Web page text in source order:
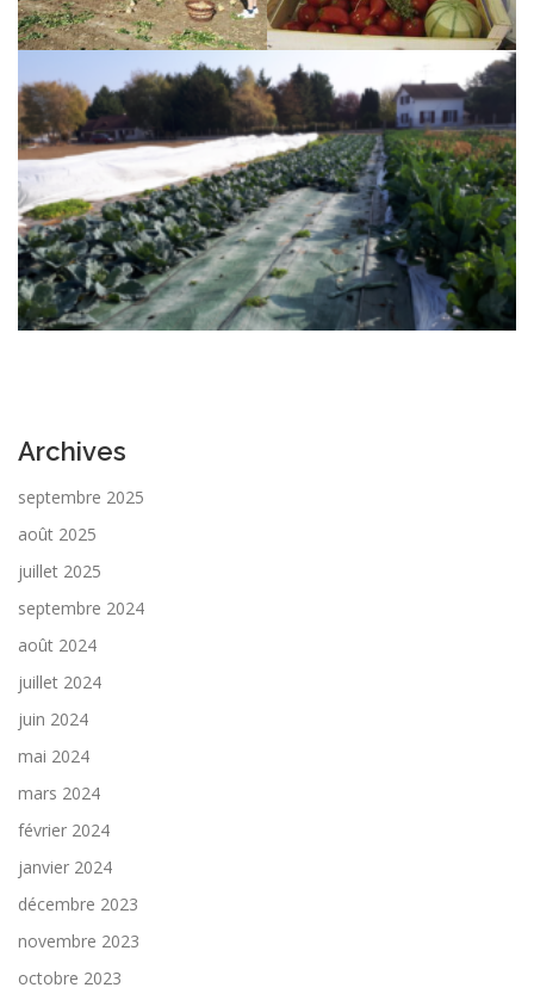
Archives
septembre 2025
août 2025
juillet 2025
septembre 2024
août 2024
juillet 2024
juin 2024
mai 2024
mars 2024
février 2024
janvier 2024
décembre 2023
novembre 2023
octobre 2023